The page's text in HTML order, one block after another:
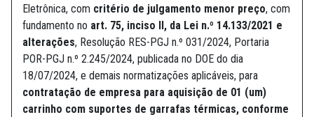
Eletrônica, com critério de julgamento menor preço, com
fundamento no art. 75, inciso II, da Lei n.º 14.133/2021 e
alterações, Resolução RES-PGJ n.º 031/2024, Portaria
POR-PGJ n.º 2.245/2024, publicada no DOE do dia
18/07/2024, e demais normatizações aplicáveis, para
contratação de empresa para aquisição de 01 (um)
carrinho com suportes de garrafas térmicas, conforme